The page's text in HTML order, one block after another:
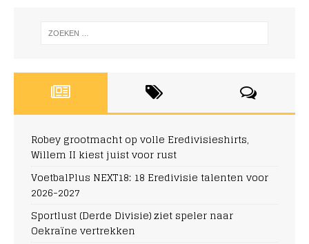
Robey grootmacht op volle Eredivisieshirts,
Willem II kiest juist voor rust
VoetbalPlus NEXT18: 18 Eredivisie talenten voor
2026-2027
Sportlust (Derde Divisie) ziet speler naar
Oekraïne vertrekken